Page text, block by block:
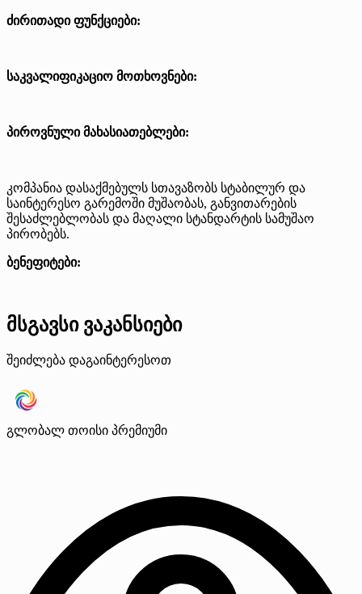
ძირითადი ფუნქციები:
საკვალიფიკაციო მოთხოვნები:
პიროვნული მახასიათებლები:
კომპანია დასაქმებულს სთავაზობს სტაბილურ და
საინტერესო გარემოში მუშაობას, განვითარების
შესაძლებლობას და მაღალი სტანდარტის სამუშაო
პირობებს.
ბენეფიტები:
მსგავსი ვაკანსიები
შეიძლება დაგაინტერესოთ
გლობალ თოისი პრემიუმი